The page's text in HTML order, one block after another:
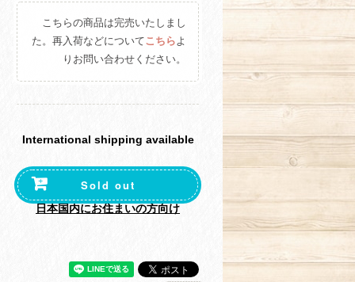
こちらの商品は完売いたしまし
た。再入荷などについてこちらよ
りお問い合わせください。
International shipping available
Sold out
日本国内にお住まいの方向け